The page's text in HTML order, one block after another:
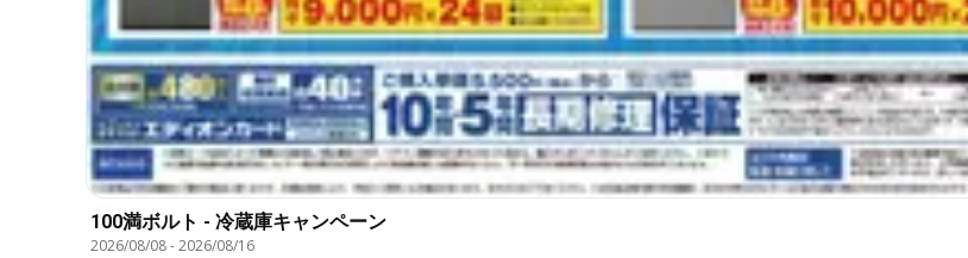
100満ボルト - 冷蔵庫キャンペーン
2026/08/08-2026/08/16